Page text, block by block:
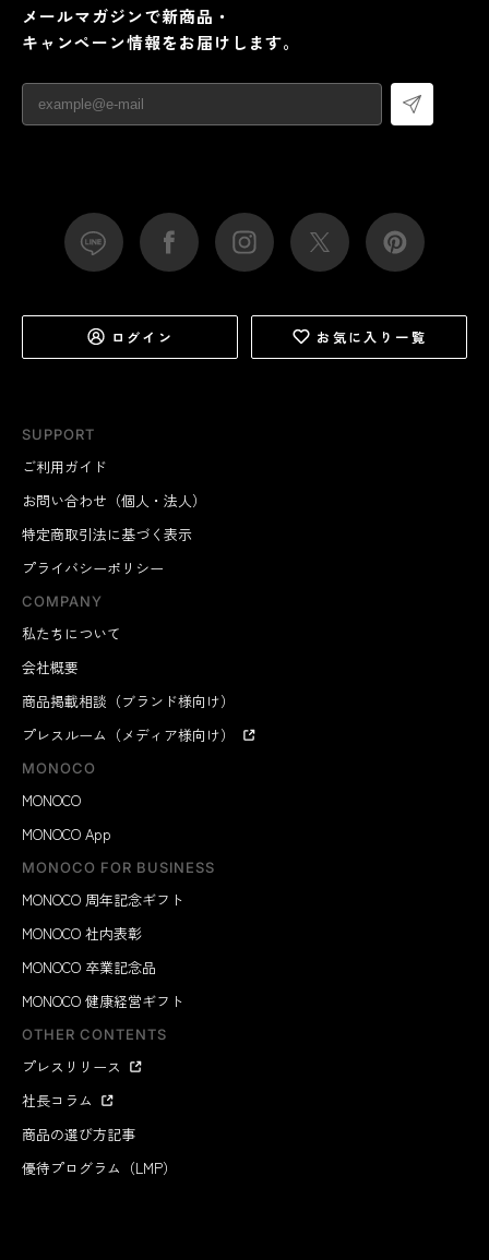
SUPPORT
ご利用ガイド
お問い合わせ（個人・法人）
特定商取引法に基づく表示
プライバシーポリシー
COMPANY
私たちについて
会社概要
商品掲載相談（ブランド様向け）
プレスルーム（メディア様向け）
MONOCO
MONOCO
MONOCO App
MONOCO FOR BUSINESS
MONOCO 周年記念ギフト
MONOCO 社内表彰
MONOCO 卒業記念品
MONOCO 健康経営ギフト
OTHER CONTENTS
プレスリリース
社長コラム
商品の選び方記事
優待プログラム（LMP）
メールマガジンで新商品・
キャンペーン情報をお届けします。
ログイン お気に入り一覧